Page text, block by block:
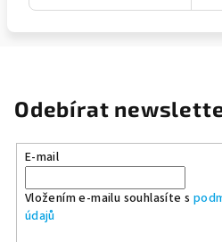
Odebírat
E-mail
Vložením e-mailu souhlasíte s
údajů